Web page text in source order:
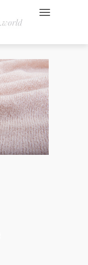
NAVIGATION